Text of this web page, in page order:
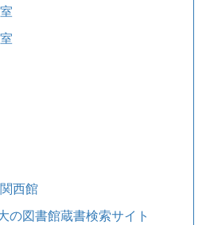
西館
の図書館蔵書検索サイト